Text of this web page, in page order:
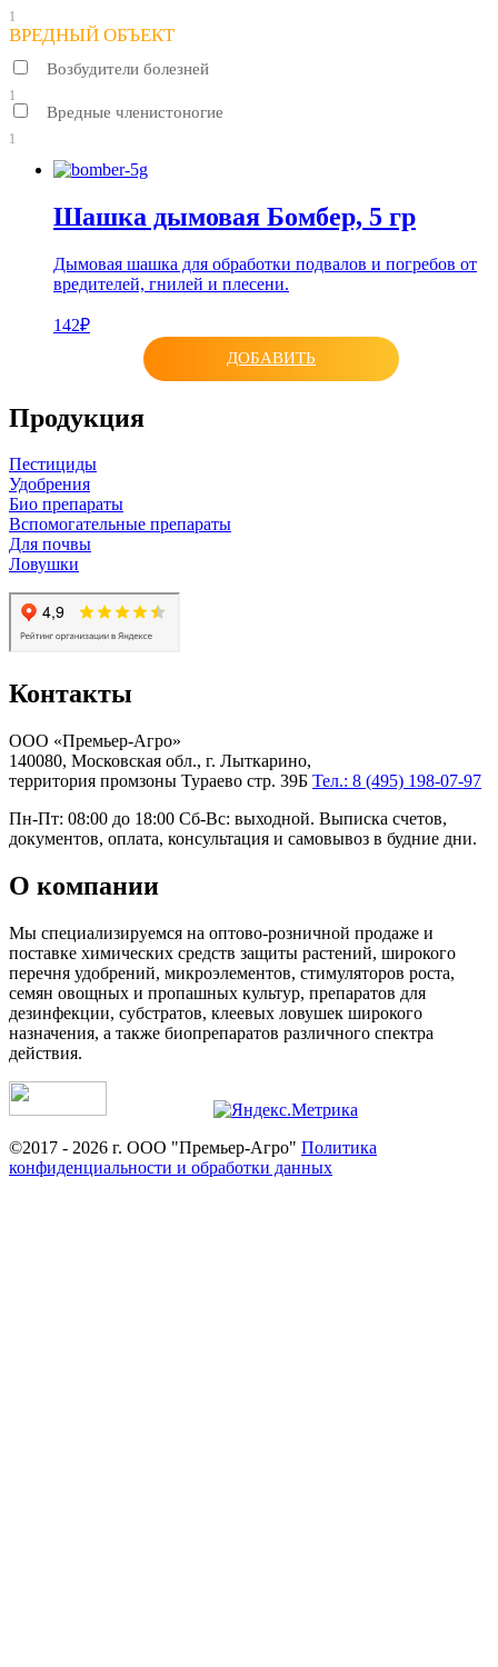
1
ВРЕДНЫЙ ОБЪЕКТ
Возбудители болезней
1
Вредные членистоногие
1
Шашка дымовая Бомбер, 5 гр
Дымовая шашка для обработки подвалов и погребов от
вредителей, гнилей и плесени.
142₽
ДОБАВИТЬ
Продукция
Пестициды
Удобрения
Био препараты
Вспомогательные препараты
Для почвы
Ловушки
Контакты
ООО «Премьер-Агро»
140080, Московская обл., г. Лыткарино,
территория промзоны Тураево стр. 39Б Тел.: 8 (495) 198-07-97
Пн-Пт: 08:00 до 18:00 Сб-Вс: выходной. Выписка счетов,
документов, оплата, консультация и самовывоз в будние дни.
О компании
Мы специализируемся на оптово-розничной продаже и
поставке химических средств защиты растений, широкого
перечня удобрений, микроэлементов, стимуляторов роста,
семян овощных и пропашных культур, препаратов для
дезинфекции, субстратов, клеевых ловушек широкого
назначения, а также биопрепаратов различного спектра
действия.
©2017 - 2026 г. ООО "Премьер-Агро" Политика
конфиденциальности и обработки данных